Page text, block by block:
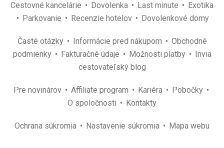
Cestovné kancelárie Dovolenka Last minute
Exotika
Parkovanie
Recenzie hotelov Dovolenkové domy
Časté otázky Informácie pred nákupom
Obchodné
podmienky
Fakturačné údaje Možnosti platby
Invia
cestovateľský blog
Pre novinárov Affiliate program Kariéra
Pobočky
O spoločnosti
Kontakty
Ochrana súkromia Nastavenie súkromia Mapa webu